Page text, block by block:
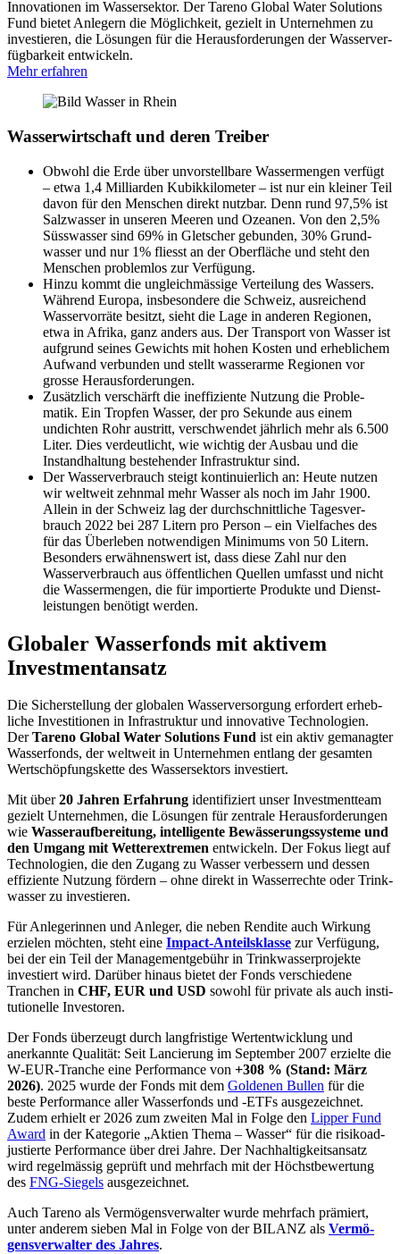
Innova­tionen im Wasser­sektor. Der Tareno Global Water Solutions
Fund bietet Anlegern die Möglich­keit, gezielt in Unter­nehmen zu
investieren, die Lösungen für die Heraus­for­de­rungen der Wasser­ver­
füg­bar­keit entwickeln.
Mehr erfahren
Wasser­wirt­schaft und deren Treiber
Obwohl die Erde über unvor­stell­bare Wasser­mengen verfügt
– etwa 1,4 Milli­arden Kubik­ki­lo­meter – ist nur ein kleiner Teil
davon für den Menschen direkt nutzbar. Denn rund 97,5% ist
Salzwasser in unseren Meeren und Ozeanen. Von den 2,5%
Süsswasser sind 69% in Gletscher gebunden, 30% Grund­
wasser und nur 1% fliesst an der Oberfläche und steht den
Menschen problemlos zur Verfü­gung.
Hinzu kommt die ungleich­mäs­sige Vertei­lung des Wassers.
Während Europa, insbe­son­dere die Schweiz, ausrei­chend
Wasser­vor­räte besitzt, sieht die Lage in anderen Regionen,
etwa in Afrika, ganz anders aus. Der Trans­port von Wasser ist
aufgrund seines Gewichts mit hohen Kosten und erheb­li­chem
Aufwand verbunden und stellt wasser­arme Regionen vor
grosse Heraus­for­de­rungen.
Zusätz­lich verschärft die ineffi­zi­ente Nutzung die Proble­
matik. Ein Tropfen Wasser, der pro Sekunde aus einem
undichten Rohr austritt, verschwendet jährlich mehr als 6.500
Liter. Dies verdeut­licht, wie wichtig der Ausbau und die
Instand­hal­tung bestehender Infra­struktur sind.
Der Wasser­ver­brauch steigt konti­nu­ier­lich an: Heute nutzen
wir weltweit zehnmal mehr Wasser als noch im Jahr 1900.
Allein in der Schweiz lag der durch­schnitt­liche Tages­ver­
brauch 2022 bei 287 Litern pro Person – ein Vielfa­ches des
für das Überleben notwen­digen Minimums von 50 Litern.
Beson­ders erwäh­nens­wert ist, dass diese Zahl nur den
Wasser­ver­brauch aus öffent­li­chen Quellen umfasst und nicht
die Wasser­mengen, die für impor­tierte Produkte und Dienst­
lei­stungen benötigt werden.
Globaler Wasser­fonds mit aktivem
Invest­ment­an­satz
Die Sicher­stel­lung der globalen Wasser­ver­sor­gung erfor­dert erheb­
liche Investi­tionen in Infra­struktur und innova­tive Techno­lo­gien.
DerTareno Global Water Solutions Fund ist ein aktiv gemanagter
Wasser­fonds, der weltweit in Unter­nehmen entlang der gesamten
Wertschöp­fungs­kette des Wasser­sek­tors investiert.
Mit über20 Jahren Erfah­rung identi­fi­ziert unser Invest­ment­team
gezielt Unter­nehmen, die Lösungen für zentrale Heraus­for­de­rungen
wie Wasser­auf­be­rei­tung, intel­li­gente Bewäs­se­rungs­sy­steme und
den Umgang mit Wetter­ex­tremen entwickeln. Der Fokus liegt auf
Techno­lo­gien, die den Zugang zu Wasser verbes­sern und dessen
effizi­ente Nutzung fördern – ohne direkt in Wasser­rechte oder Trink­
wasser zu investieren.
Für Anlege­rinnen und Anleger, die neben Rendite auch Wirkung
erzielen möchten, steht eine Impact-Anteils­klasse zur Verfü­gung,
bei der ein Teil der Manage­ment­ge­bühr in Trink­was­ser­pro­jekte
investiert wird. Darüber hinaus bietet der Fonds verschie­dene
Tranchen in CHF, EUR und USD sowohl für private als auch insti­
tu­tio­nelle Investoren.
Der Fonds überzeugt durch langfri­stige Wertent­wick­lung und
anerkannte Qualität: Seit Lancie­rung im September 2007 erzielte die
W‑EUR-Tranche eine Perfor­mance von +308 % (Stand: März
2026). 2025 wurde der Fonds mit dem Goldenen Bullen für die
beste Perfor­mance aller Wasser­fonds und ‑ETFs ausge­zeichnet.
Zudem erhielt er 2026 zum zweiten Mal in Folge den Lipper Fund
Award in der Kategorie „Aktien Thema – Wasser“ für die risiko­ad­
ju­stierte Perfor­mance über drei Jahre. Der Nachhal­tig­keits­an­satz
wird regel­mässig geprüft und mehrfach mit der Höchst­be­wer­tung
des FNG-Siegels ausge­zeichnet.
Auch Tareno als Vermö­gens­ver­walter wurde mehrfach prämiert,
unter anderem sieben Mal in Folge von der BILANZ als Vermö­
gens­ver­walter des Jahres.